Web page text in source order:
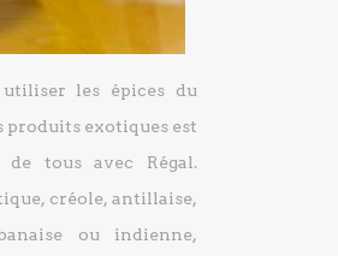
les épices du
produits exotiques est
tous avec Régal.
créole, antillaise,
ou indienne,